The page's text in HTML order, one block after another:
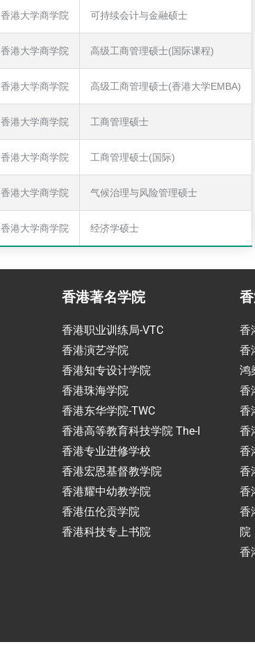
香港大学商学院 可持续会计与金融硕士
香港大学商学院 高级工商管理硕士(国际课程)
香港大学商学院 高级工商管理硕士(香港大学EMBA)
香港大学商学院 工商管理硕士
香港大学商学院 工商管理硕士(国际)
香港大学商学院 气候治理与风险管理硕士
香港大学商学院 经济学硕士
香港著名学院
香港职业训练局-VTC
香港演艺学院
香港知专设计学院
香港珠海学院
香港东华学院-TWC
香港高等教育科技学院 The-I
香港专业进修学校
香港宏恩基督教学院
香港耀中幼教学院
香港伍伦贡学院
香港科技专上书院
香
香
鸿
香
香
香
香
香
香
香
院
香